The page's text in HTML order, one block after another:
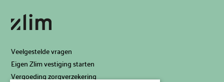
Veelgestelde vragen
Eigen Zlim vestiging starten
Vergoeding zorgverzekering